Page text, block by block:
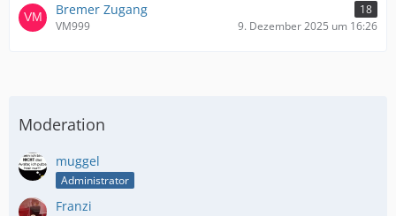
Bremer Zugang
18
VM999
9. Dezember 2025 um 16:26
Moderation
muggel
Administrator
Franzi